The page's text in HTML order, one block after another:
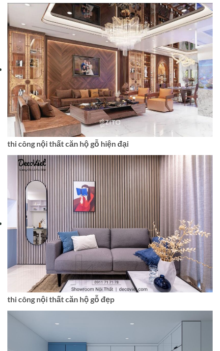
thi công nội thất căn hộ gỗ hiện đại
thi công nội thất căn hộ gỗ đẹp